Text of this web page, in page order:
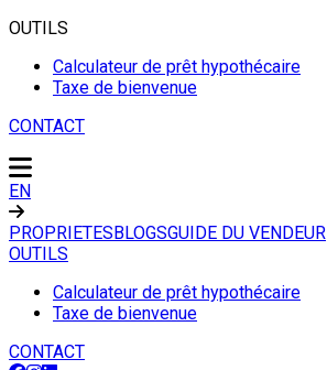
OUTILS
Calculateur de prêt hypothécaire
Taxe de bienvenue
CONTACT
EN
PROPRIETESBLOGSGUIDE DU VENDEUR
OUTILS
Calculateur de prêt hypothécaire
Taxe de bienvenue
CONTACT